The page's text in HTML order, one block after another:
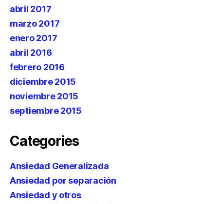
abril 2017
marzo 2017
enero 2017
abril 2016
febrero 2016
diciembre 2015
noviembre 2015
septiembre 2015
Categories
Ansiedad Generalizada
Ansiedad por separación
Ansiedad y otros